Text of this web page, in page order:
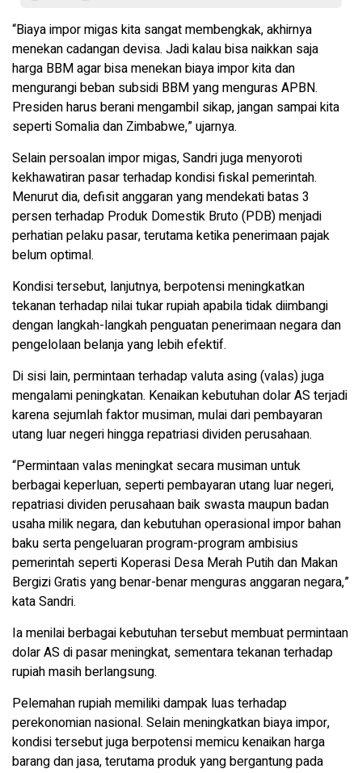
“Biaya impor migas kita sangat membengkak, akhirnya
menekan cadangan devisa. Jadi kalau bisa naikkan saja
harga BBM agar bisa menekan biaya impor kita dan
mengurangi beban subsidi BBM yang menguras APBN.
Presiden harus berani mengambil sikap, jangan sampai kita
seperti Somalia dan Zimbabwe,” ujarnya.
Selain persoalan impor migas, Sandri juga menyoroti
kekhawatiran pasar terhadap kondisi fiskal pemerintah.
Menurut dia, defisit anggaran yang mendekati batas 3
persen terhadap Produk Domestik Bruto (PDB) menjadi
perhatian pelaku pasar, terutama ketika penerimaan pajak
belum optimal.
Kondisi tersebut, lanjutnya, berpotensi meningkatkan
tekanan terhadap nilai tukar rupiah apabila tidak diimbangi
dengan langkah-langkah penguatan penerimaan negara dan
pengelolaan belanja yang lebih efektif.
Di sisi lain, permintaan terhadap valuta asing (valas) juga
mengalami peningkatan. Kenaikan kebutuhan dolar AS terjadi
karena sejumlah faktor musiman, mulai dari pembayaran
utang luar negeri hingga repatriasi dividen perusahaan.
“Permintaan valas meningkat secara musiman untuk
berbagai keperluan, seperti pembayaran utang luar negeri,
repatriasi dividen perusahaan baik swasta maupun badan
usaha milik negara, dan kebutuhan operasional impor bahan
baku serta pengeluaran program-program ambisius
pemerintah seperti Koperasi Desa Merah Putih dan Makan
Bergizi Gratis yang benar-benar menguras anggaran negara,”
kata Sandri.
Ia menilai berbagai kebutuhan tersebut membuat permintaan
dolar AS di pasar meningkat, sementara tekanan terhadap
rupiah masih berlangsung.
Pelemahan rupiah memiliki dampak luas terhadap
perekonomian nasional. Selain meningkatkan biaya impor,
kondisi tersebut juga berpotensi memicu kenaikan harga
barang dan jasa, terutama produk yang bergantung pada